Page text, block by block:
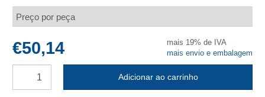
Preço por peça
€50,14
mais 19% de IVA
mais envio e embalagem
Adicionar ao carrinho